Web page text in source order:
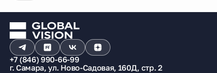
+7 (846) 990-66-99
г. Самара, ул. Ново-Садовая, 160Д, стр. 2